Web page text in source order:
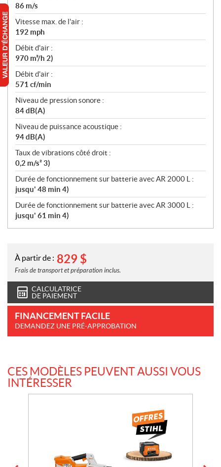
86 m/s
Vitesse max. de l'air :
192 mph
Débit d'air :
970 m³/h 2)
Débit d'air :
571 cf/min
Niveau de pression sonore :
84 dB(A)
Niveau de puissance acoustique :
94 dB(A)
Taux de vibrations côté droit :
0,2 m/s² 3)
Durée de fonctionnement sur batterie avec AR 2000 L :
jusqu' 48 min 4)
Durée de fonctionnement sur batterie avec AR 3000 L :
jusqu' 61 min 4)
À partir de : 829 $
Frais de transport et préparation inclus.
CALCULATRICE
DE PAIEMENT
FINANCEMENT FACILE
DEMANDEZ UNE PRÉ-APPROBATION
CES MODÈLES PEUVENT AUSSI VOUS
INTÉRESSER